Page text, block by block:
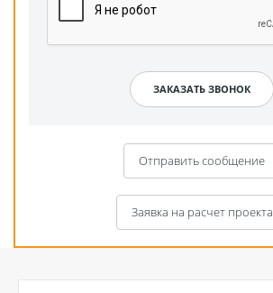
Отправить сообщение
Заявка на расчет проекта